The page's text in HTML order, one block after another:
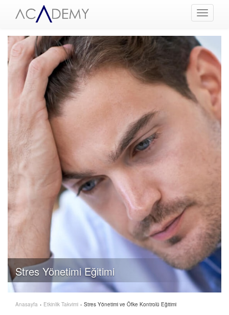
Menüyü
Aç
Stres Yönetimi Eğitimi
Anasayfa › Etkinlik Takvimi › Stres Yönetimi ve Öfke Kontrolü Eğitimi